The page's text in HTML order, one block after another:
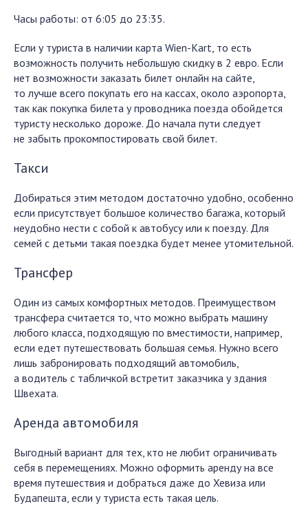
Часы работы: от 6:05 до 23:35.
Если у туриста в наличии карта Wien-Kart, то есть
возможность получить небольшую скидку в 2 евро. Если
нет возможности заказать билет онлайн на сайте,
то лучше всего покупать его на кассах, около аэропорта,
так как покупка билета у проводника поезда обойдется
туристу несколько дороже. До начала пути следует
не забыть прокомпостировать свой билет.
Такси
Добираться этим методом достаточно удобно, особенно
если присутствует большое количество багажа, который
неудобно нести с собой к автобусу или к поезду. Для
семей с детьми такая поездка будет менее утомительной.
Трансфер
Один из самых комфортных методов. Преимуществом
трансфера считается то, что можно выбрать машину
любого класса, подходящую по вместимости, например,
если едет путешествовать большая семья. Нужно всего
лишь забронировать подходящий автомобиль,
а водитель с табличкой встретит заказчика у здания
Швехата.
Аренда автомобиля
Выгодный вариант для тех, кто не любит ограничивать
себя в перемещениях. Можно оформить аренду на все
время путешествия и добраться даже до Хевиза или
Будапешта, если у туриста есть такая цель.